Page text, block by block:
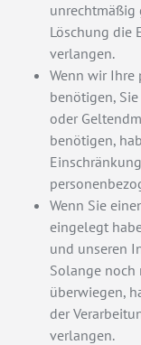
unrechtmäßig
Löschung die
verlangen.
Wenn wir Ihre
benötigen,
oder
benötigen,
Wenn Sie
eingelegt
und unseren
Solange noch
überwiegen,
der
verlangen.